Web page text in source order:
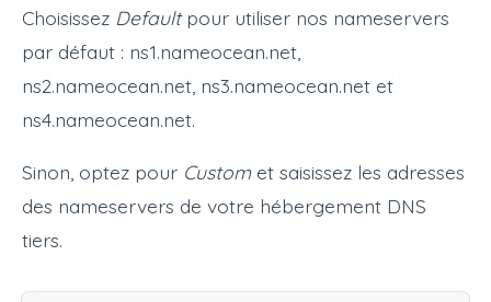
Choisissez Defaultpour utiliser nos nameservers
par défaut : ns1.nameocean.net,
ns2.nameocean.net, ns3.nameocean.net et
ns4.nameocean.net.
Sinon, optez pour Customet saisissez les adresses
des nameservers de votre hébergement DNS
tiers.